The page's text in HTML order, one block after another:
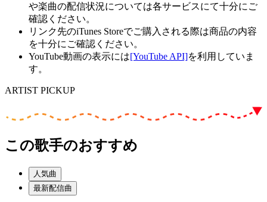
や楽曲の配信状況については各サービスにて十分にご
確認ください。
リンク先のiTunes Storeでご購入される際は商品の内容
を十分にご確認ください。
YouTube動画の表示には[YouTube API]を利用していま
す。
ARTIST PICKUP
この歌手のおすすめ
人気曲
最新配信曲